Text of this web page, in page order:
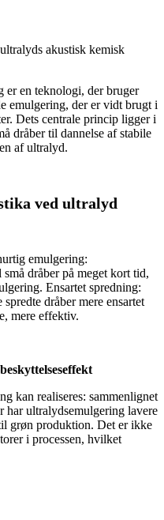
akustisk kemisk
er en teknologi, der bruger
emulgering, der er vidt brugt i
Dets centrale princip ligger i
dråber til dannelse af stabile
af ​​ultralyd.
ved ultralyd
emulgering:
dråber på meget kort tid,
Ensartet spredning:
dråber mere ensartet
mere effektiv.
kan realiseres: sammenlignet
har ultralydsemulgering lavere
grøn produktion. Det er ikke
i processen, hvilket